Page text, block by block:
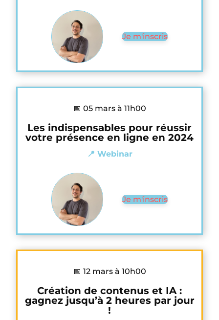
Je m'inscris
📅 05 mars à 11h00
Les indispensables pour réussir
votre présence en ligne en 2024
📍 Webinar
Je m'inscris
📅 12 mars à 10h00
Création de contenus et IA :
gagnez jusqu’à 2 heures par jour
!